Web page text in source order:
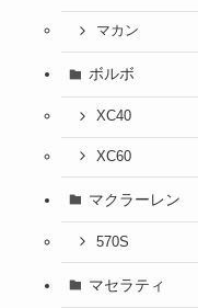
マカン
ボルボ
XC40
XC60
マクラーレン
570S
マセラティ